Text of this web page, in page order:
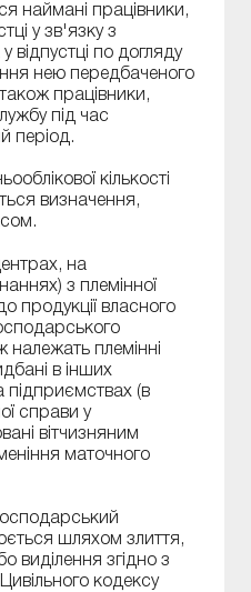
наймані працівники,
у зв'язку з
відпустці по догляду
нею передбаченого
працівники,
під час
період.
кількості
визначення,
на
з племінної
продукції власного
племінні
в інших
підприємствах (в
справи у
вітчизняним
маточного
шляхом злиття,
виділення згідно з
кодексу